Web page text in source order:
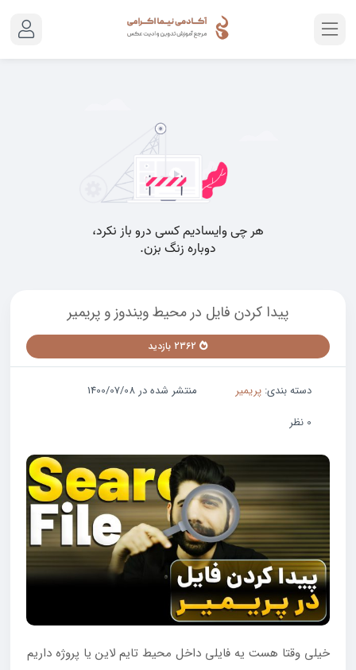
پیدا کردن فایل در محیط ویندوز و پریمیر
دسته بندی: پریمیر
منتشر شده در 1400/07/08
0 نظر
خیلی وقتا هست یه فایلی داخل محیط تایم لاین یا پروژه داریم